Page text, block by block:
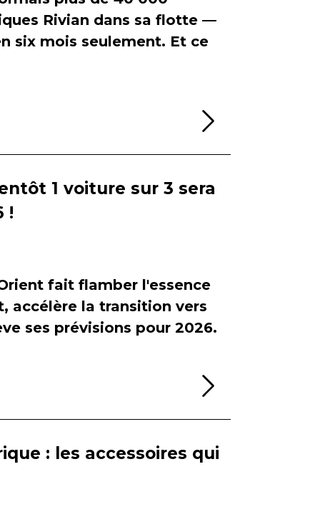
Rivian dans sa flotte —
six mois seulement. Et ce
1 voiture sur 3 sera
!
fait flamber l'essence
accélère la transition vers
ses prévisions pour 2026.
: les accessoires qui